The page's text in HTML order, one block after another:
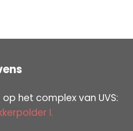
op het complex van UVS:
I.